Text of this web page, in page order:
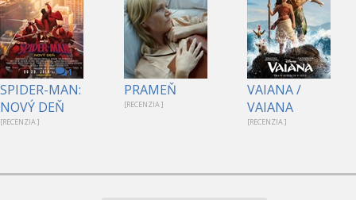
1
SPIDER-MAN:
NOVÝ DEŇ
[RECENZIA ]
PRAMEŇ
[RECENZIA ]
VAIANA /
VAIANA
[RECENZIA ]